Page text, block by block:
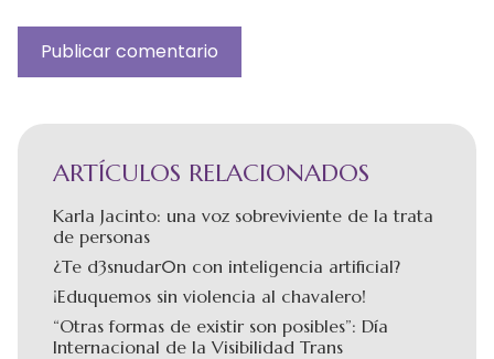
ARTÍCULOS RELACIONADOS
Karla Jacinto: una voz sobreviviente de la trata
de personas
¿Te d3snudar0n con inteligencia artificial?
¡Eduquemos sin violencia al chavalero!
“Otras formas de existir son posibles”: Día
Internacional de la Visibilidad Trans